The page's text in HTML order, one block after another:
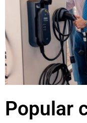
Popular